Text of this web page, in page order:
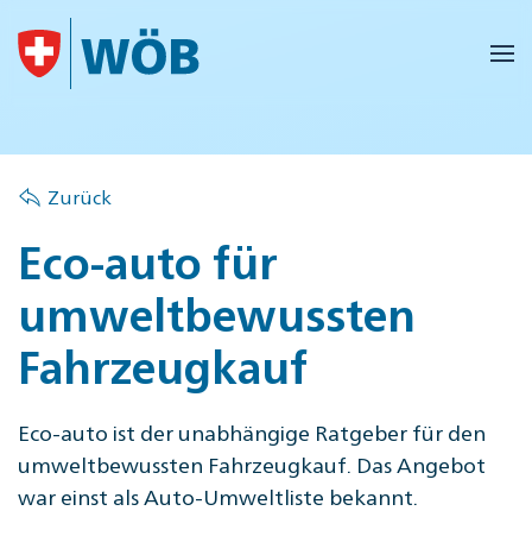
Skip to main content
Zurück
Eco-auto für
umweltbewussten
Fahrzeugkauf
Eco-auto ist der unabhängige Ratgeber für den
umweltbewussten Fahrzeugkauf. Das Angebot
war einst als Auto-Umweltliste bekannt.